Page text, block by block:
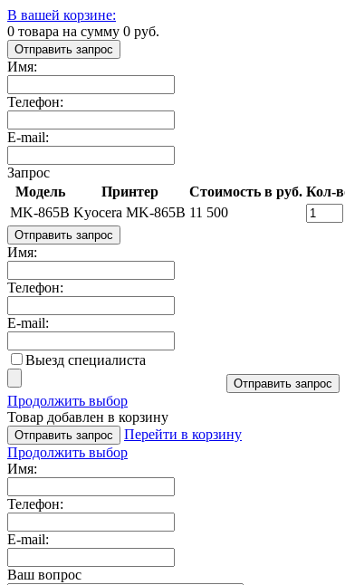
В вашей корзине:
0 товара на сумму 0 руб.
Отправить запрос
Имя:
Телефон:
E-mail:
Запрос
Модель
Принтер Стоимость в руб. Кол-
MK-865B Kyocera MK-865B 11 500
Отправить запрос
Имя:
Телефон:
E-mail:
Выезд специалиста
Отправить запрос
Продолжить выбор
Товар добавлен в корзину
Отправить запрос
Перейти в корзину
Продолжить выбор
Имя:
Телефон:
E-mail:
Ваш вопрос